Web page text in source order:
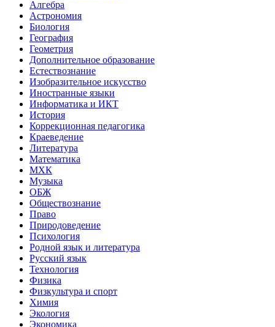
Алгебра
Астрономия
Биология
География
Геометрия
Дополнительное образование
Естествознание
Изобразительное искусство
Иностранные языки
Информатика и ИКТ
История
Коррекционная педагогика
Краеведение
Литература
Математика
МХК
Музыка
ОБЖ
Обществознание
Право
Природоведение
Психология
Родной язык и литература
Русский язык
Технология
Физика
Физкультура и спорт
Химия
Экология
Экономика